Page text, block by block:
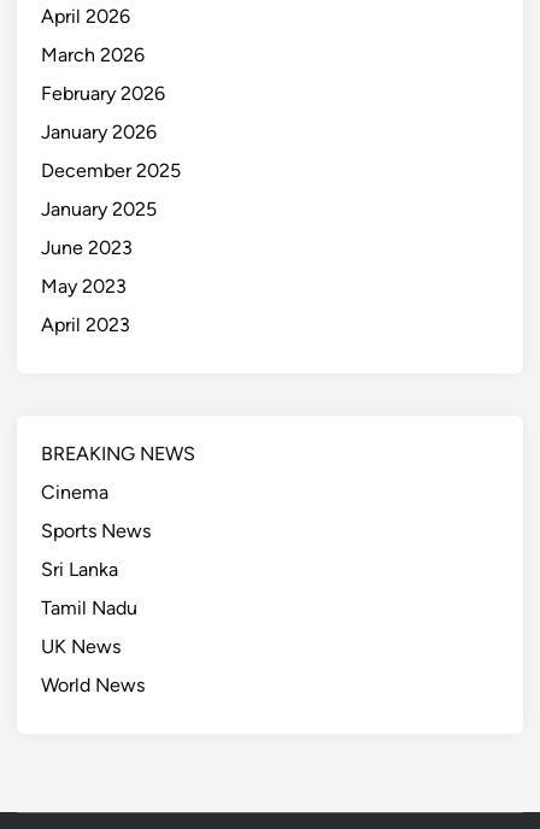
April 2026
March 2026
February 2026
January 2026
December 2025
January 2025
June 2023
May 2023
April 2023
BREAKING NEWS
Cinema
Sports News
Sri Lanka
Tamil Nadu
UK News
World News